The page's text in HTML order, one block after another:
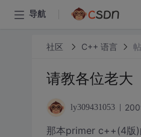
导航
社区 C++ 语言
请教各位老大
ly309431053
那本primer c++(4版)